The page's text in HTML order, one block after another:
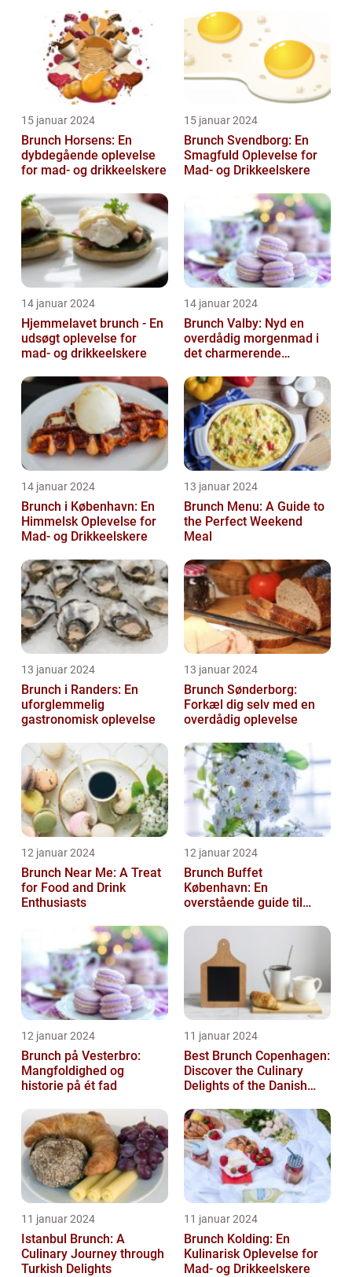
afslappet og hygg...
15 januar 2024
Brunch Horsens: En
dybdegående oplevelse
for mad- og drikkeelskere
15 januar 2024
Brunch Svendborg: En
Smagfuld Oplevelse for
Mad- og Drikkeelskere
14 januar 2024
Hjemmelavet brunch - En
udsøgt oplevelse for
mad- og drikkeelskere
14 januar 2024
Brunch Valby: Nyd en
overdådig morgenmad i
det charmerende
14 januar 2024
Brunch i København: En
Himmelsk Oplevelse for
Mad- og Drikkeelskere
13 januar 2024
Brunch Menu: A Guide to
the Perfect Weekend
Meal
13 januar 2024
Brunch i Randers: En
uforglemmelig
gastronomisk oplevelse
13 januar 2024
Brunch Sønderborg:
Forkæl dig selv med en
overdådig oplevelse
12 januar 2024
Brunch Near Me: A Treat
for Food and Drink
Enthusiasts
12 januar 2024
Brunch Buffet
København: En
overstående guide til
12 januar 2024
Brunch på Vesterbro:
Mangfoldighed og
historie på ét fad
11 januar 2024
Best Brunch Copenhagen:
Discover the Culinary
Delights of the Danish
11 januar 2024
Istanbul Brunch: A
Culinary Journey through
Turkish Delights
11 januar 2024
Brunch Kolding: En
Kulinarisk Oplevelse for
Mad- og Drikkeelskere